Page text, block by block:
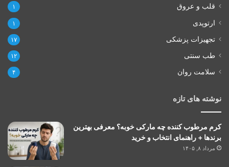
قلب و عروق ۱
ارتوپدی ۱
تجهیزات پزشکی ۱۷
طب سنتی ۱۲
سلامت روان ۴
نوشته های تازه
کرم مرطوب کننده چه مارکی خوبه؟ معرفی بهترین
برندها + راهنمای انتخاب و خرید
مرداد ۸, ۱۴۰۵